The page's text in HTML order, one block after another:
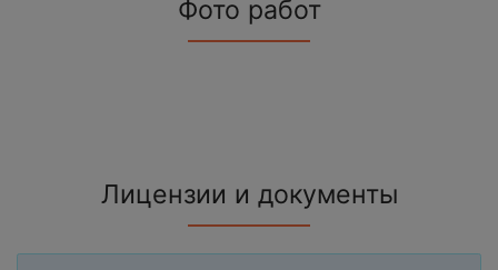
Фото работ
Лицензии и документы